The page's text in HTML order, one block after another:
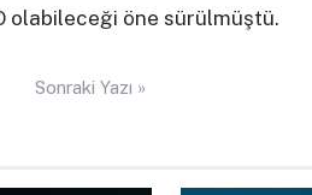
olabileceği öne sürülmüştü.
Sonraki Yazı »